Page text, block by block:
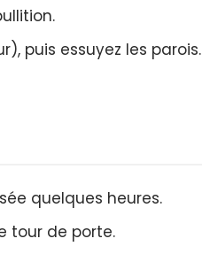
puis essuyez les parois.
quelques heures.
tour de porte.